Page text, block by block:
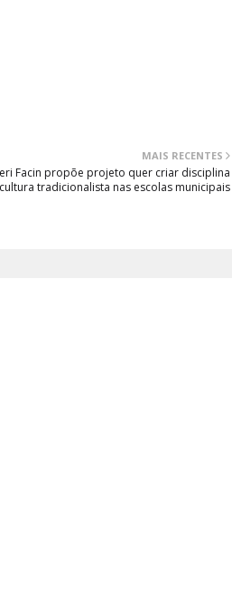
MAIS RECENTES
Facin propõe projeto quer criar disciplina
tradicionalista nas escolas municipais